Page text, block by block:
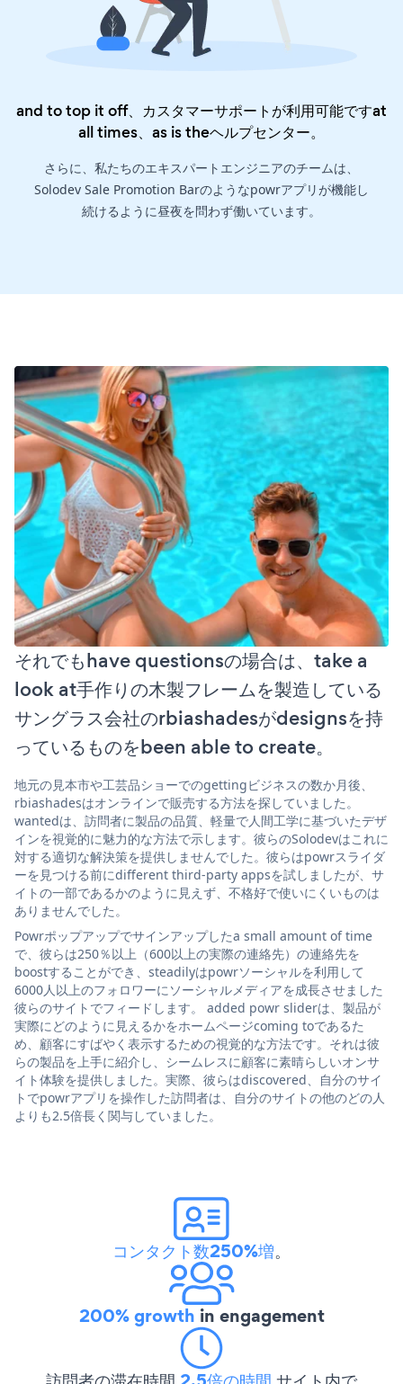
and to top it off、カスタマーサポートが利用可能ですat
all times、as is theヘルプセンター。
さらに、私たちのエキスパートエンジニアのチームは、
Solodev Sale Promotion Barのようなpowrアプリが機能し
続けるように昼夜を問わず働いています。
それでもhave questionsの場合は、take a
look at手作りの木製フレームを製造している
サングラス会社のrbiashadesがdesignsを持
っているものをbeen able to create。
地元の見本市や工芸品ショーでのgettingビジネスの数か月後、
rbiashadesはオンラインで販売する方法を探していました。
wantedは、訪問者に製品の品質、軽量で人間工学に基づいたデザ
インを視覚的に魅力的な方法で示します。彼らのSolodevはこれに
対する適切な解決策を提供しませんでした。彼らはpowrスライダ
ーを見つける前にdifferent third-party appsを試しましたが、サ
イトの一部であるかのように見えず、不格好で使いにくいものは
ありませんでした。
Powrポップアップでサインアップしたa small amount of time
で、彼らは250％以上（600以上の実際の連絡先）の連絡先を
boostすることができ、steadilyはpowrソーシャルを利用して
6000人以上のフォロワーにソーシャルメディアを成長させました
彼らのサイトでフィードします。 added powr sliderは、製品が
実際にどのように見えるかをホームページcoming toであるた
め、顧客にすばやく表示するための視覚的な方法です。それは彼
らの製品を上手に紹介し、シームレスに顧客に素晴らしいオンサ
イト体験を提供しました。実際、彼らはdiscovered、自分のサイ
トでpowrアプリを操作した訪問者は、自分のサイトの他のどの人
よりも2.5倍長く関与していました。
コンタクト数250%増。
200% growth in engagement